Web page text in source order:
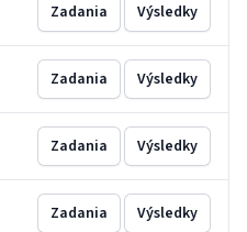
Zadania Výsledky
Zadania Výsledky
Zadania Výsledky
Zadania Výsledky